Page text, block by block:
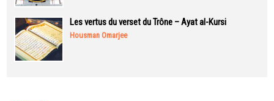
Les vertus du verset du Trône – Ayat al-Kursi
Housman Omarjee